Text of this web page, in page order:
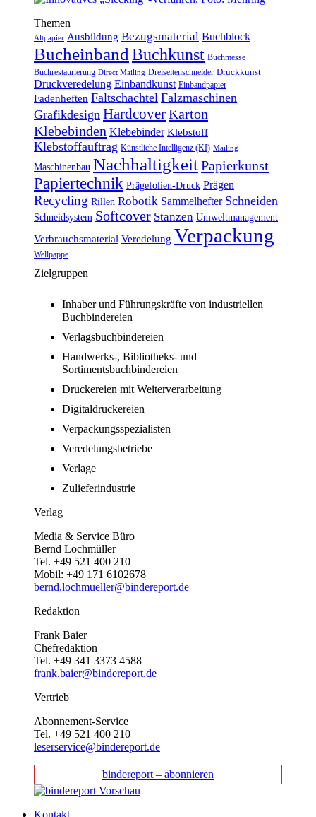
Themen
Altpapier Ausbildung Bezugsmaterial Buchblock
BucheinbandBuchkunst Buchmesse
Buchrestaurierung Direct Mailing Dreiseitenschneider Druckkunst
Druckveredelung Einbandkunst Einbandpapier
Fadenheften Faltschachtel Falzmaschinen
Grafikdesign HardcoverKarton
Klebebinden Klebebinder Klebstoff
Klebstoffauftrag Künstliche Intelligenz (KI) Mailing
Maschinenbau NachhaltigkeitPapierkunst
Papiertechnik Prägefolien-Druck Prägen
Recycling Rillen Robotik Sammelhefter Schneiden
Schneidsystem Softcover Stanzen Umweltmanagement
Verbrauchsmaterial Veredelung Verpackung
Wellpappe
Zielgruppen
Inhaber und Führungskräfte von industriellen
Buchbindereien
Verlagsbuchbindereien
Handwerks-, Bibliotheks- und
Sortimentsbuchbindereien
Druckereien mit Weiterverarbeitung
Digitaldruckereien
Verpackungsspezialisten
Veredelungsbetriebe
Verlage
Zulieferindustrie
Verlag
Media & Service Büro
Bernd Lochmüller
Tel. +49 521 400 210
Mobil: +49 171 6102678
bernd.lochmueller@bindereport.de
Redaktion
Frank Baier
Chefredaktion
Tel. +49 341 3373 4588
frank.baier@bindereport.de
Vertrieb
Abonnement-Service
Tel. +49 521 400 210
leserservice@bindereport.de
bindereport – abonnieren
Kontakt